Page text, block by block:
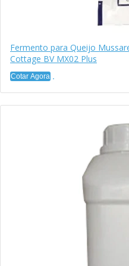
Fermento para Queijo
Cottage BV MX02 Plus
Cotar Agora